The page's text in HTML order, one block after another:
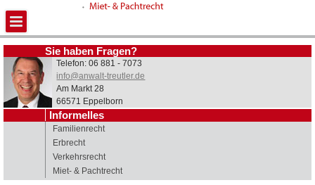
Sie haben Fragen?
Telefon: 06 881 - 7073
info@anwalt-treutler.de
Am Markt 28
66571 Eppelborn
Informelles
Familienrecht
Erbrecht
Verkehrsrecht
Miet- & Pachtrecht